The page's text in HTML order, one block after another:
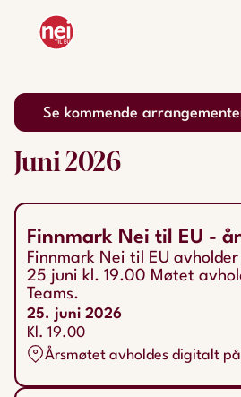
Se kommende
Juni 2026
Finnmark Nei til EU -
Finnmark Nei til EU
25 juni kl. 19.00 Møtet
Teams.
25. juni 2026
Kl. 19.00
Årsmøtet avholdes digitalt